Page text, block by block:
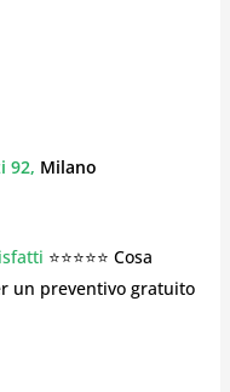
92, Milano
⭐⭐⭐⭐⭐ Cosa
un preventivo gratuito